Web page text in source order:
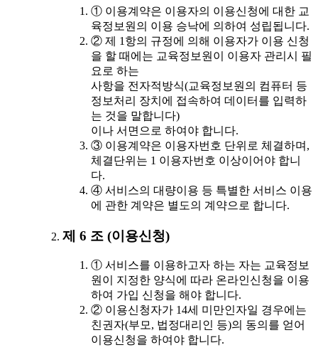
① 이용계약은 이용자의 이용신청에 대한 교
육정보원의 이용 승낙에 의하여 성립됩니다.
② 제 1항의 규정에 의해 이용자가 이용 신청
을 할 때에는 교육정보원이 이용자 관리시 필
요로 하는
사항을 전자적방식(교육정보원의 컴퓨터 등
정보처리 장치에 접속하여 데이터를 입력하
는 것을 말합니다)
이나 서면으로 하여야 합니다.
③ 이용계약은 이용자번호 단위로 체결하며,
체결단위는 1 이용자번호 이상이어야 합니
다.
④ 서비스의 대량이용 등 특별한 서비스 이용
에 관한 계약은 별도의 계약으로 합니다.
제 6 조 (이용신청)
① 서비스를 이용하고자 하는 자는 교육정보
원이 지정한 양식에 따라 온라인신청을 이용
하여 가입 신청을 해야 합니다.
② 이용신청자가 14세 미만인자일 경우에는
친권자(부모, 법정대리인 등)의 동의를 얻어
이용신청을 하여야 합니다.